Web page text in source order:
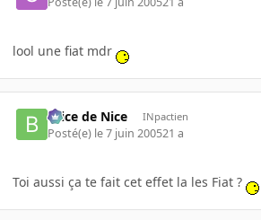
lool une fiat mdr
Brice de Nice INpactien
Posté(e) le 7 juin 200521 a
Toi aussi ça te fait cet effet la les Fiat ?